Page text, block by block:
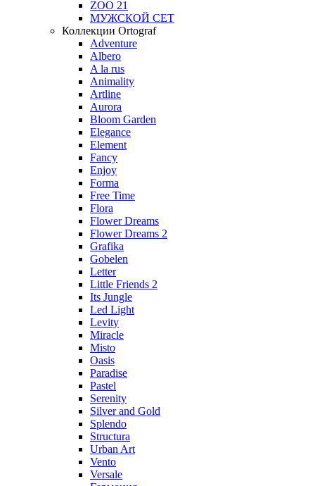
ZOO 21
МУЖСКОЙ СЕТ
Коллекции Ortograf
Adventure
Albero
A la rus
Animality
Artline
Aurora
Bloom Garden
Elegance
Element
Fancy
Enjoy
Forma
Free Time
Flora
Flower Dreams
Flower Dreams 2
Grafika
Gobelen
Letter
Little Friends 2
Its Jungle
Led Light
Levity
Miracle
Misto
Oasis
Paradise
Pastel
Serenity
Silver and Gold
Splendo
Structura
Urban Art
Vento
Versale